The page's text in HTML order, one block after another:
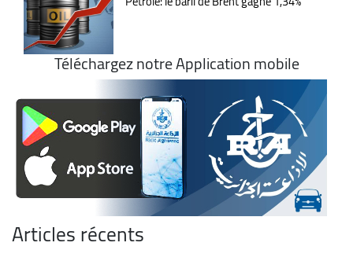
Téléchargez notre Application mobile
Articles récents